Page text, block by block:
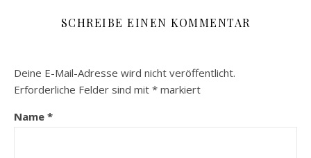
SCHREIBE EINEN KOMMENTAR
Deine E-Mail-Adresse wird nicht veröffentlicht.
Erforderliche Felder sind mit * markiert
Name *